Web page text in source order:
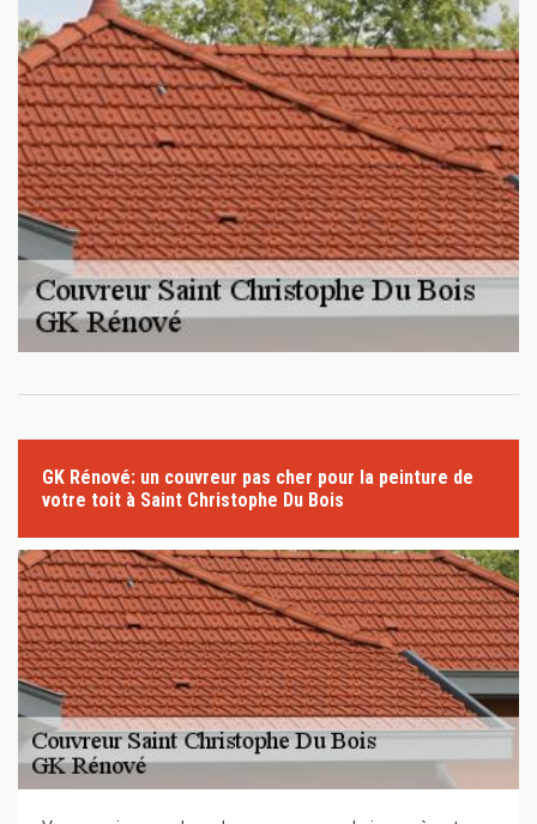
GK Rénové: un couvreur pas cher pour la peinture de
votre toit à Saint Christophe Du Bois